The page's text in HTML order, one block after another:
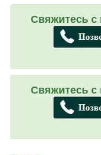
Свяжитесь с
Свяжитесь с